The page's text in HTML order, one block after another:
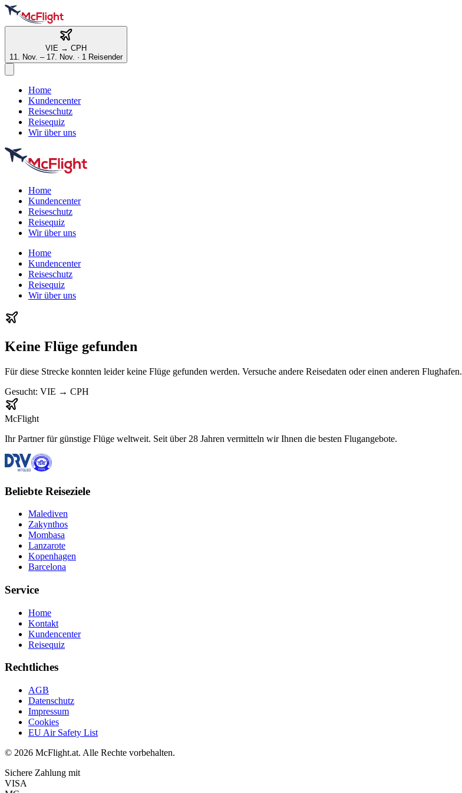
VIE → CPH
11. Nov. – 17. Nov. · 1 Reisender
Home
Kundencenter
Reiseschutz
Reisequiz
Wir über uns
Home
Kundencenter
Reiseschutz
Reisequiz
Wir über uns
Home
Kundencenter
Reiseschutz
Reisequiz
Wir über uns
Keine Flüge gefunden
Für diese Strecke konnten leider keine Flüge gefunden werden. Versuche andere Reisedaten oder einen anderen Flughafen.
Gesucht: VIE → CPH
McFlight
Ihr Partner für günstige Flüge weltweit. Seit über 28 Jahren vermitteln wir Ihnen die besten Flugangebote.
Beliebte Reiseziele
Malediven
Zakynthos
Mombasa
Lanzarote
Kopenhagen
Barcelona
Service
Home
Kontakt
Kundencenter
Reisequiz
Rechtliches
AGB
Datenschutz
Impressum
Cookies
EU Air Safety List
© 2026 McFlight.at. Alle Rechte vorbehalten.
Sichere Zahlung mit
VISA